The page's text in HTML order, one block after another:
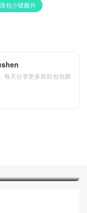
包小號圖片
每天分享更多新款包包圖
Chanel gabrielle流浪
、小牛皮